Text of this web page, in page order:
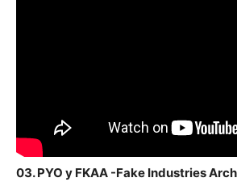
03. PYO y FKAA -Fake Industries